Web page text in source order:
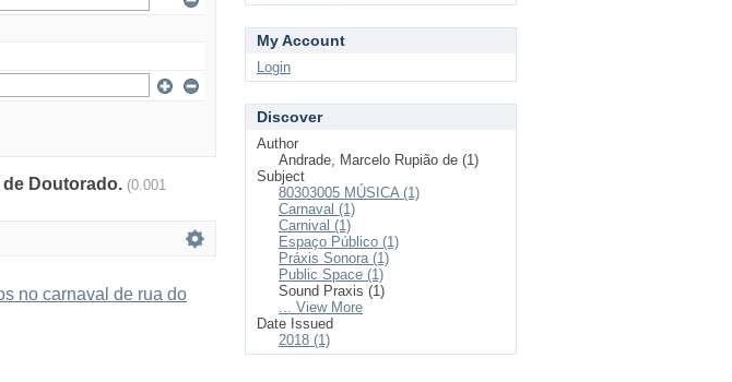
Doutorado. (0.001
no carnaval de rua do
My Account
Login
Discover
Author
Andrade, Marcelo Rupião de (1)
Subject
80303005 MÚSICA (1)
Carnaval (1)
Carnival (1)
Espaço Público (1)
Práxis Sonora (1)
Public Space (1)
Sound Praxis (1)
... View More
Date Issued
2018 (1)